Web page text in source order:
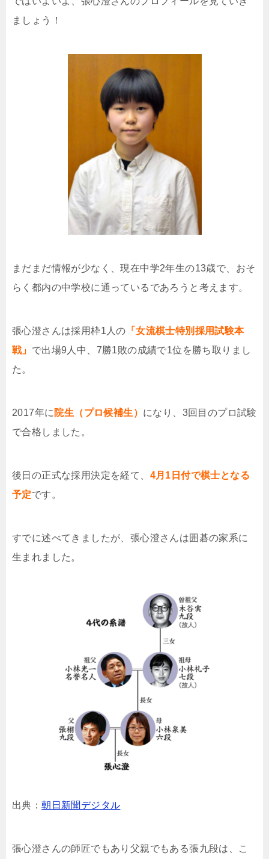
ましょう！
まだまだ情報が少なく、現在中学2年生の13歳で、おそ
らく都内の中学校に通っているであろうと考えます。
張心澄さんは採用枠1人の 「女流棋士特別採用試験本
戦」 で出場9人中、7勝1敗の成績で1位を勝ち取りまし
た。
2017年に 院生（プロ候補生） になり、3回目のプロ試験
で合格しました。
後日の正式な採用決定を経て、 4月1日付で棋士となる
予定です。
すでに述べてきましたが、張心澄さんは囲碁の家系に
生まれました。
出典：朝日新聞デジタル
張心澄さんの師匠でもあり父親でもある張九段は、こ